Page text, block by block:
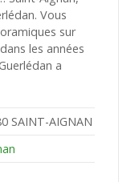
Vous
sur
les années
a
SAINT-AIGNAN